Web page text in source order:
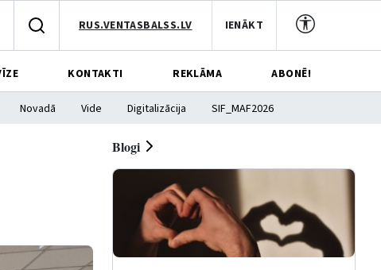
RUS.VENTASBALSS.LV IENĀKT
KONTAKTI REKLĀMA ABONĒ!
Novadā Vide Digitalizācija SIF_MAF2026
Blogi